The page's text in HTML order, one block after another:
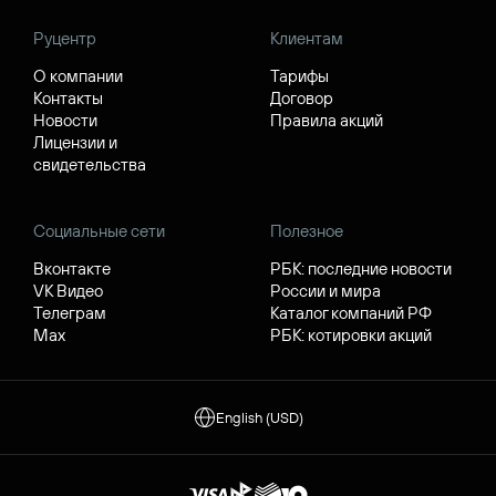
Руцентр
О компании
Контакты
Новости
Лицензии и
свидетельства
Клиентам
Тарифы
Договор
Правила акций
Социальные сети
Вконтакте
VK Видео
Телеграм
Max
Полезное
РБК: последние новости
России и мира
Каталог компаний РФ
РБК: котировки акций
English (USD)